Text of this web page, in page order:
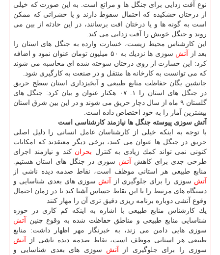
نوع آفت زدایی برای جنگل ها و مراتع است. به این صورت كه خیلی
از درختان خشكیده كه احتمال سقوط دارند و یا حشراتی كه ممكن
است به گونه ها و یا درختان افت برسانند، در این حادثه از بین می
روند و جنگل خویش را آفت زدایی می كند.
این كارشناس محیط زیست، خسارت وارده به جنگل های استان را
بعد از آتش
سوزی ها نزدیك به ۵۰ میلیون تومان عنوان نمود و اضافه
كرد: این خسارت از روی درختان سوخته شده ای محاسبه می شوند
كه می توانست به كارخانه ها منتقل و در صنعت به كارگیری شود.
جانشین یگان حفاظت منابع طبیعی و آبخیزداری استان سطح حریق
در جنگل های استان را ۱. ۰۷ هكتار عنوان و بیان كرد: جنگل های
گلستان ۹ ماه از سال دچار حریق می شوند و در این بین شرق استان
بیشترین آمار را به خود اختصاص داده است.
آتش سوزی پیوسته جنگل ها نیازمند كارشناسی است
با توجه به اینكه خیلی از كارشناسان عامل انسانی را دلیل اصلی
حریق در جنگل ها عنوان می كنند، برخی دیگر معتقدند كه امكانات
كنونی نمی تواند كمك زیادی به كنترل بحران كند و نیازمند اجرای
طرحی جدی برای كاهش آتش سوزی در جنگل های استان هستیم.
منابع طبیعی هر استانی موظف است، نقاط صدمه دیده ناشی از
آتش سوزی را برای جلوگیری از آتش سوزی های بعدی شناسایی و
دستگاه های مرتبط را با این نقاط حساس آشنا كند تا در زمان احتمال
وقوع آتشی دوباره برنامه ریزی دقیق تری آن را مهار كنند
یك كارشناس منابع طبیعی با اشاره به اینكه كم كاری در حوزه
شناسایی منابع طبیعی و مناطق حفاظت شده به وقوع چنین آتش
سوزی هایی دامن می زند، به خبرنگار مهر اظهار داشت: منابع
طبیعی هر استانی موظف است، نقاط صدمه دیده ناشی از آتش
سوزی را برای جلوگیری از آتش سوزی های بعدی شناسایی و